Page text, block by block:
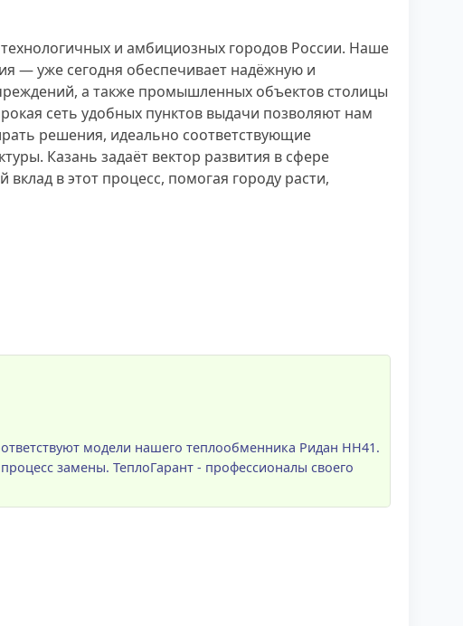
и амбициозных городов России. Наше
— уже сегодня обеспечивает надёжную и
а также промышленных объектов столицы
сеть удобных пунктов выдачи позволяют нам
решения, идеально соответствующие
Казань задаёт вектор развития в сфере
в этот процесс, помогая городу расти,
модели нашего теплообменника Ридан НН41.
замены. ТеплоГарант - профессионалы своего